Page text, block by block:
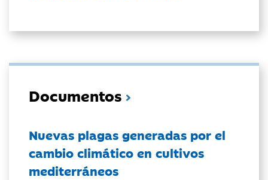
Documentos
Nuevas plagas generadas por el
cambio climático en cultivos
mediterráneos